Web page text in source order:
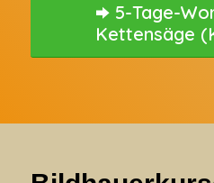
5-Tage-
Kettensäge